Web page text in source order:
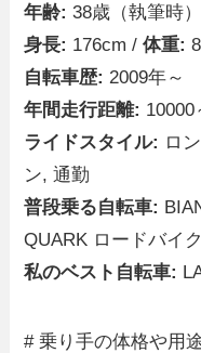
年齢: 38歳（執筆時）
身長: 176cm /体重:
自転車歴: 2009年～
年間走行距離: 10000
ライドスタイル: ロ
ン, 通勤
普段乗る自転車:
QUARK ロードバイ
私のベスト自転車:
# 乗り手の体格や用